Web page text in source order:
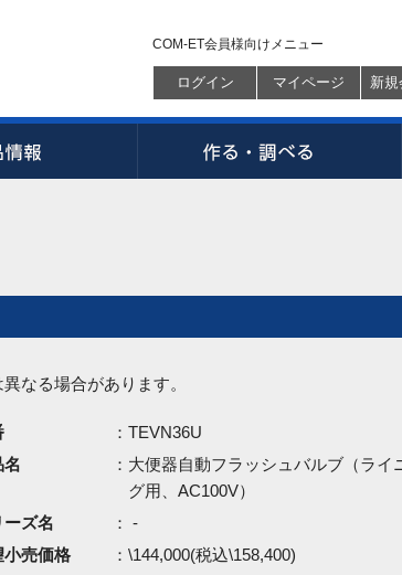
COM-ET会員様向けメニュー
ログイン マイページ 新
なる場合があります。
：TEVN36U
名
：大便器自動フラッシュバルブ（ライ
グ用、AC100V）
ーズ名
： -
小売価格
：\144,000(税込\158,400)